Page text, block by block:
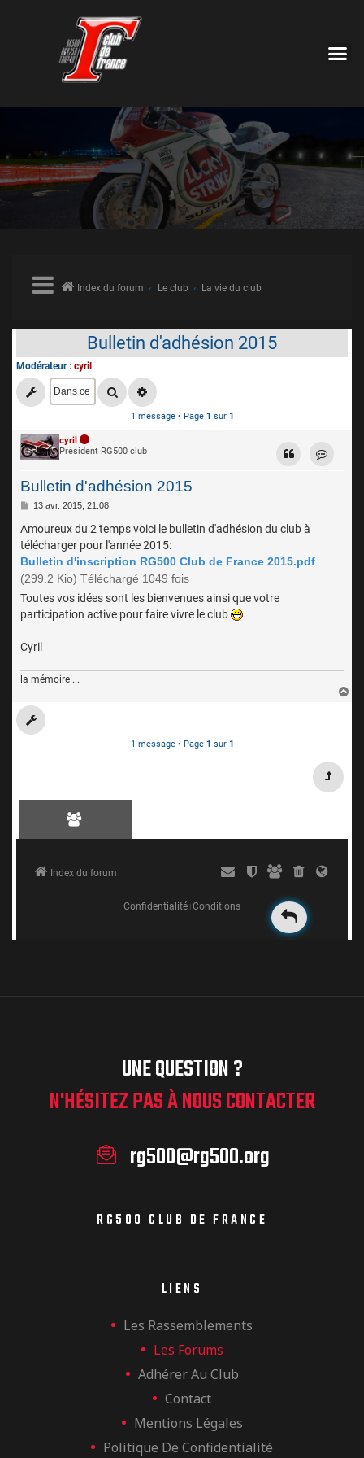
UNE QUESTION ?
N'HÉSITEZ PAS À NOUS CONTACTER
rg500@rg500.org
RG500 CLUB DE FRANCE
LIENS
Les Rassemblements
Les Forums
Adhérer Au Club
Contact
Mentions Légales
Politique De Confidentialité